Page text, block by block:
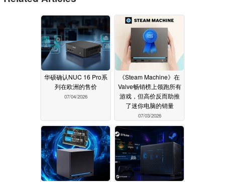
华硕确认NUC 16 Pro系
列在欧洲的售价
07/04/2026
《Steam Machine》在
Valve畅销榜上领跑所有
游戏，但高价反而助推
了迷你电脑的销量
07/03/2026